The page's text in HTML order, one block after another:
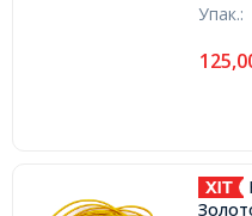
Упак.:
Канітель Жорстка, Жовте